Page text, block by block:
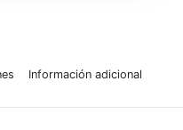
Información adicional